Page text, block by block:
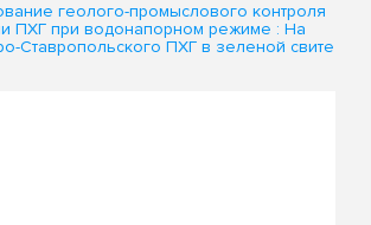
геолого-промыслового контроля
ПХГ при водонапорном режиме : На
Ставропольского ПХГ в зеленой свите